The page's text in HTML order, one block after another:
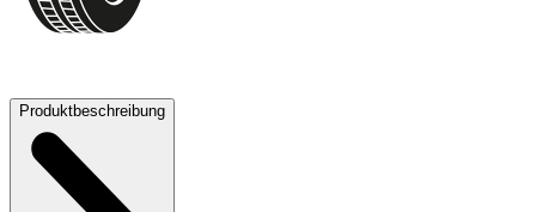
Produktbeschreibung